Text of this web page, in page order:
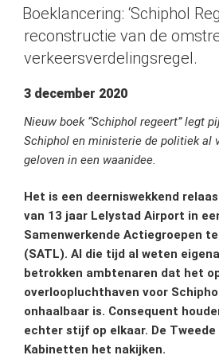
Met
Airportkrant
handelen
Provincie,
gemeente
Lelystad
Airport
in
met
de
Reclame
Code.”
OP
Boeklancering: ‘Schiphol
reconstructie van de
verkeersverdelingsregel.
3 december 2020
Nieuw boek “Schiphol regeert” legt
Schiphol en ministerie de politiek al
geloven in een waanidee.
Het is een deerniswekkend
van 13 jaar Lelystad Airport in
Samenwerkende Actiegroepen
(SATL). Al die tijd al weten
betrokken ambtenaren dat het
overloopluchthaven voor
onhaalbaar is. Consequent
echter stijf op elkaar. De
Kabinetten het nakijken.